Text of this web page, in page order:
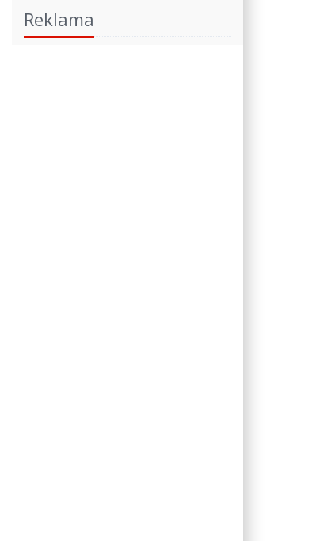
Reklama